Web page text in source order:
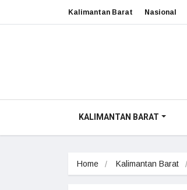
Kalimantan Barat Nasional
KALIMANTAN BARAT
Home Kalimantan Barat